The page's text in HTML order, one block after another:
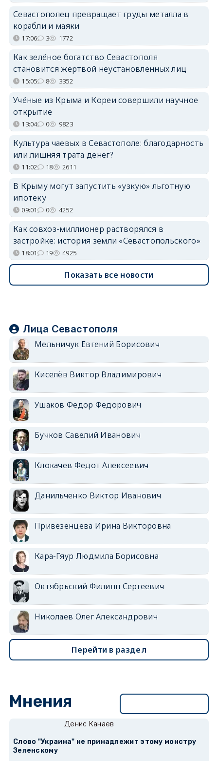
Севастополец превращает груды металла в
корабли и маяки
17:06 3 1772
Как зелёное богатство Севастополя
становится жертвой неустановленных лиц
15:05 8 3352
Учёные из Крыма и Кореи совершили научное
открытие
13:04 0 9823
Культура чаевых в Севастополе: благодарность
или лишняя трата денег?
11:02 18 2611
В Крыму могут запустить «узкую» льготную
ипотеку
09:01 0 4252
Как совхоз-миллионер растворялся в
застройке: история земли «Севастопольского»
18:01 19 4925
Показать все новости
Лица Севастополя
Мельничук Евгений Борисович
Киселёв Виктор Владимирович
Ушаков Федор Федорович
Бучков Савелий Иванович
Клокачев Федот Алексеевич
Данильченко Виктор Иванович
Привезенцева Ирина Викторовна
Кара-Гяур Людмила Борисовна
Октябрьский Филипп Сергеевич
Николаев Олег Александрович
Перейти в раздел
Мнения
Денис Канаев
Слово "Украина" не принадлежит этому монстру
Зеленскому